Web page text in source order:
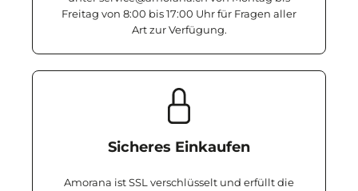
Freitag von 8:00 bis 17:00 Uhr für Fragen aller
Art zur Verfügung.
Sicheres Einkaufen
Amorana ist SSL verschlüsselt und erfüllt die